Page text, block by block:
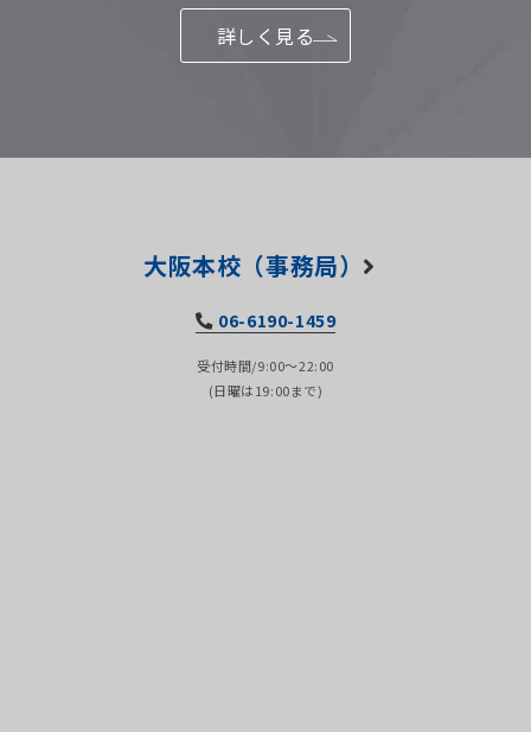
詳しく見る
大阪本校（事務局）
06-6190-1459
受付時間/9:00～22:00
(日曜は19:00まで)